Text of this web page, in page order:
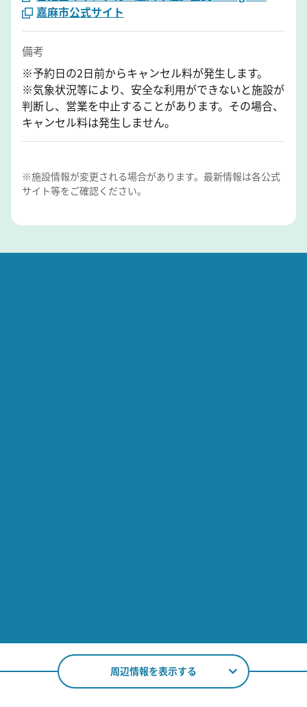
嘉麻市公式サイト
備考
※予約日の2日前からキャンセル料が発生します。
※気象状況等により、安全な利用ができないと施設が
判断し、営業を中止することがあります。その場合、
キャンセル料は発生しません。
※施設情報が変更される場合があります。最新情報は各公式
サイト等をご確認ください。
周辺情報を表示する